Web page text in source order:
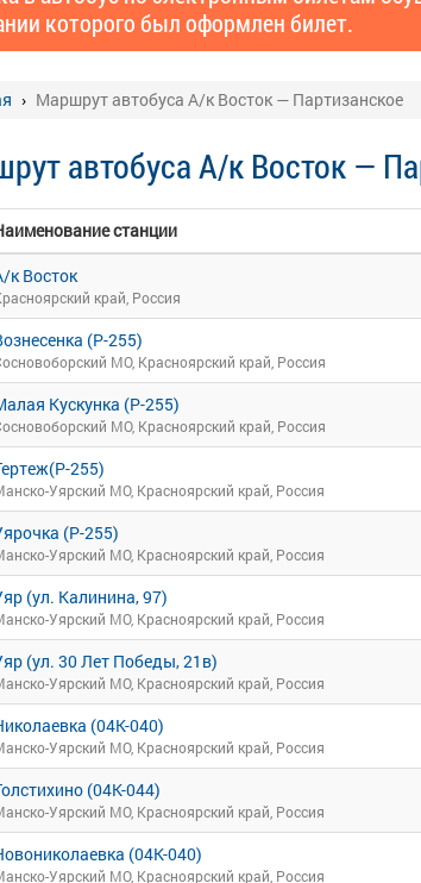
которого был оформлен билет.
Маршрут автобуса А/к Восток — Партизанское
автобуса А/к Восток —
станции
к Восток
край, Россия
(Р-255)
МО, Красноярский край, Россия
Кускунка (Р-255)
МО, Красноярский край, Россия
255)
Уярский МО, Красноярский край, Россия
(Р-255)
Уярский МО, Красноярский край, Россия
(ул. Калинина, 97)
Уярский МО, Красноярский край, Россия
(ул. 30 Лет Победы, 21в)
Уярский МО, Красноярский край, Россия
(04К-040)
Уярский МО, Красноярский край, Россия
(04К-044)
Уярский МО, Красноярский край, Россия
(04К-040)
Уярский МО, Красноярский край, Россия